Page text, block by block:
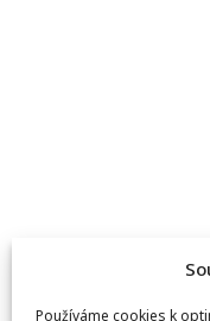
Používáme cookies k